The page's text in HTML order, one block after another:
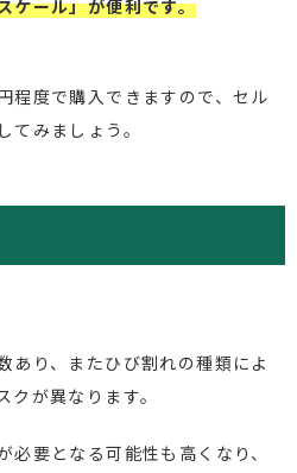
ケール」が便利です。
程度で購入できますので、セル
てみましょう。
あり、またひび割れの種類によ
が異なります。
要となる可能性も高くなり、